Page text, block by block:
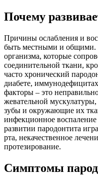
Почему
Причины ослабления и
быть местными и общими.
организма, которые
соединительной ткани,
часто хронический
диабете,
факторы – это
жевательной
зубы и окружающие их
инфекционное
развитии пародонтита
рта, некачественное
протезирование.
Симптомы